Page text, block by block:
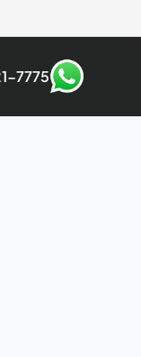
7775